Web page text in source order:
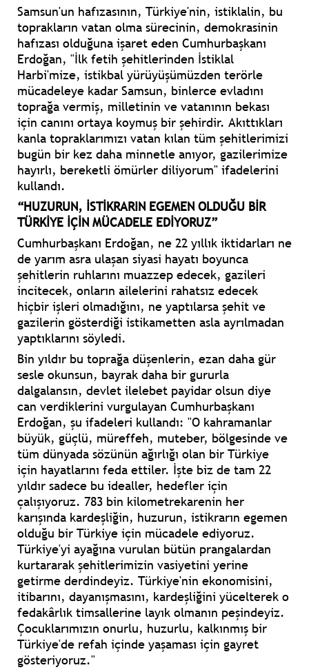
Samsun'un hafızasının, Türkiye'nin, istiklalin, bu
toprakların vatan olma sürecinin, demokrasinin
hafızası olduğuna işaret eden Cumhurbaşkanı
Erdoğan, "İlk fetih şehitlerinden İstiklal
Harbi'mize, istikbal yürüyüşümüzden terörle
mücadeleye kadar Samsun, binlerce evladını
toprağa vermiş, milletinin ve vatanının bekası
için canını ortaya koymuş bir şehirdir. Akıttıkları
kanla topraklarımızı vatan kılan tüm şehitlerimizi
bugün bir kez daha minnetle anıyor, gazilerimize
hayırlı, bereketli ömürler diliyorum" ifadelerini
kullandı.
“HUZURUN, İSTİKRARIN EGEMEN OLDUĞU BİR
TÜRKİYE İÇİN MÜCADELE EDİYORUZ”
Cumhurbaşkanı Erdoğan, ne 22 yıllık iktidarları ne
de yarım asra ulaşan siyasi hayatı boyunca
şehitlerin ruhlarını muazzep edecek, gazileri
incitecek, onların ailelerini rahatsız edecek
hiçbir işleri olmadığını, ne yaptılarsa şehit ve
gazilerin gösterdiği istikametten asla ayrılmadan
yaptıklarını söyledi.
Bin yıldır bu toprağa düşenlerin, ezan daha gür
sesle okunsun, bayrak daha bir gururla
dalgalansın, devlet ilelebet payidar olsun diye
can verdiklerini vurgulayan Cumhurbaşkanı
Erdoğan, şu ifadeleri kullandı: "O kahramanlar
büyük, güçlü, müreffeh, muteber, bölgesinde ve
tüm dünyada sözünün ağırlığı olan bir Türkiye
için hayatlarını feda ettiler. İşte biz de tam 22
yıldır sadece bu idealler, hedefler için
çalışıyoruz. 783 bin kilometrekarenin her
karışında kardeşliğin, huzurun, istikrarın egemen
olduğu bir Türkiye için mücadele ediyoruz.
Türkiye'yi ayağına vurulan bütün prangalardan
kurtararak şehitlerimizin vasiyetini yerine
getirme derdindeyiz. Türkiye'nin ekonomisini,
itibarını, dayanışmasını, kardeşliğini yücelterek o
fedakârlık timsallerine layık olmanın peşindeyiz.
Çocuklarımızın onurlu, huzurlu, kalkınmış bir
Türkiye'de refah içinde yaşaması için gayret
gösteriyoruz."